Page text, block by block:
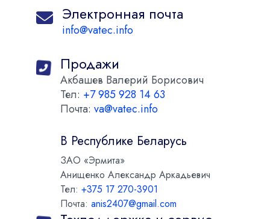
Электронная почта
info@vatec.info
Продажи
Акбашев Валерий Борисович
Тел: +7 985 928 14 63
Почта: va@vatec.info
В Республике Беларусь
ЗАО «Эрмита»
Анищенко Александр Аркадьевич
Тел: +375 17 270-3901
Почта: anis2407@gmail.com